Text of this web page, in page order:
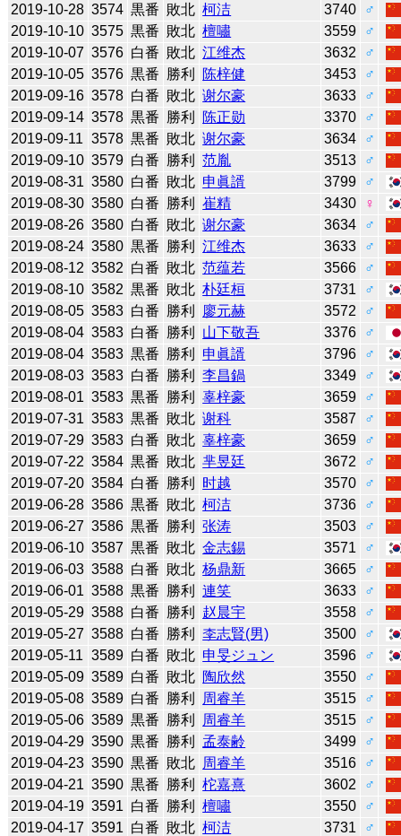
2019-10-28 3574 黒番 敗北 柯洁 3740
♂
2019-10-10 3575 黒番 敗北 檀嘯 3559
♂
2019-10-07 3576 白番 敗北 江维杰 3632
♂
2019-10-05 3576 黒番 勝利 陈梓健 3453
♂
2019-09-16 3578 白番 敗北 谢尔豪 3633
♂
2019-09-14 3578 黒番 勝利 陈正勋 3370
♂
2019-09-11 3578 黒番 敗北 谢尔豪 3634
♂
2019-09-10 3579 白番 勝利 范胤 3513
♂
2019-08-31 3580 白番 敗北 申眞諝 3799
♂
2019-08-30 3580 白番 勝利 崔精 3430
♀
2019-08-26 3580 白番 敗北 谢尔豪 3634
♂
2019-08-24 3580 黒番 勝利 江维杰 3633
♂
2019-08-12 3582 白番 敗北 范蕴若 3566
♂
2019-08-10 3582 黒番 敗北 朴廷桓 3731
♂
2019-08-05 3583 白番 勝利 廖元赫 3572
♂
2019-08-04 3583 白番 勝利 山下敬吾 3376
♂
2019-08-04 3583 黒番 勝利 申眞諝 3796
♂
2019-08-03 3583 白番 勝利 李昌鍋 3349
♂
2019-08-01 3583 黒番 勝利 辜梓豪 3659
♂
2019-07-31 3583 黒番 敗北 谢科 3587
♂
2019-07-29 3583 白番 敗北 辜梓豪 3659
♂
2019-07-22 3584 黒番 敗北 芈昱廷 3672
♂
2019-07-20 3584 白番 勝利 时越 3570
♂
2019-06-28 3586 黒番 敗北 柯洁 3736
♂
2019-06-27 3586 黒番 勝利 张涛 3503
♂
2019-06-10 3587 黒番 敗北 金志錫 3571
♂
2019-06-03 3588 白番 敗北 杨鼎新 3665
♂
2019-06-01 3588 黒番 勝利 連笑 3633
♂
2019-05-29 3588 白番 勝利 赵晨宇 3558
♂
2019-05-27 3588 白番 勝利 李志賢(男) 3500
♂
2019-05-11 3589 白番 敗北 申旻ジュン 3596
♂
2019-05-09 3589 白番 敗北 陶欣然 3550
♂
2019-05-08 3589 白番 勝利 周睿羊 3515
♂
2019-05-06 3589 黒番 勝利 周睿羊 3515
♂
2019-04-29 3590 黒番 勝利 孟泰齢 3499
♂
2019-04-23 3590 黒番 敗北 周睿羊 3516
♂
2019-04-21 3590 黒番 勝利 柁嘉熹 3602
♂
2019-04-19 3591 白番 勝利 檀嘯 3550
♂
2019-04-17 3591 白番 敗北 柯洁 3731
♂